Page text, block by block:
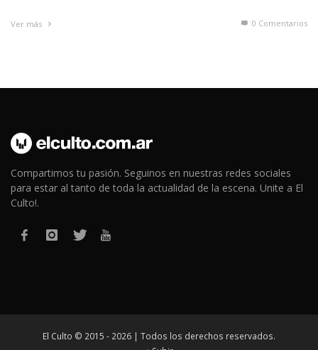
Ver más 0 Comentarios
Compartimos tu pasión. Seguinos en nuestras redes sociales
para estar al tanto de toda la actualidad de la escena. Unite a El
Culto!.
El Culto © 2015 - 2026 | Todos los derechos reservados.